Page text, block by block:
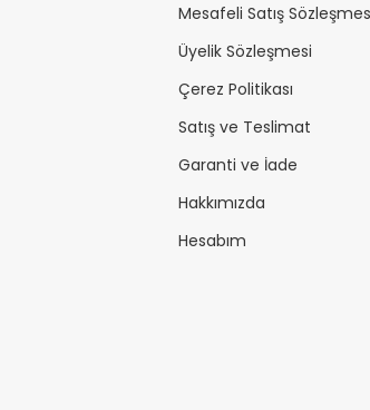
Mesafeli Satış
Üyelik Sözleşmesi
Çerez Politikası
Satış ve Teslimat
Garanti ve İade
Hakkımızda
Hesabım